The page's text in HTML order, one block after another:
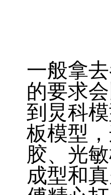
一般拿
的要求
到炅科
板模型
胶、光
成型和